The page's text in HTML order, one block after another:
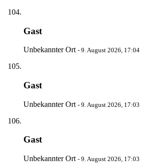
Gast
Unbekannter Ort - 9. August 2026, 17:04
Gast
Unbekannter Ort - 9. August 2026, 17:03
Gast
Unbekannter Ort - 9. August 2026, 17:03